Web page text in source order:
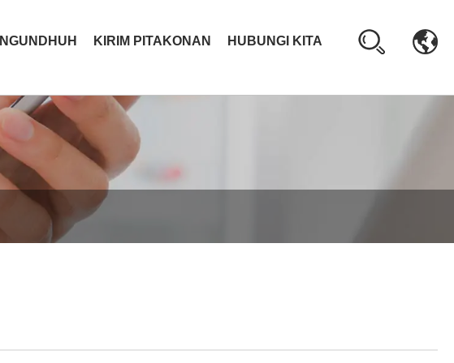
NGUNDHUH KIRIM PITAKONAN HUBUNGI KITA